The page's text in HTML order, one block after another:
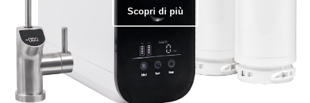
Scopri di più